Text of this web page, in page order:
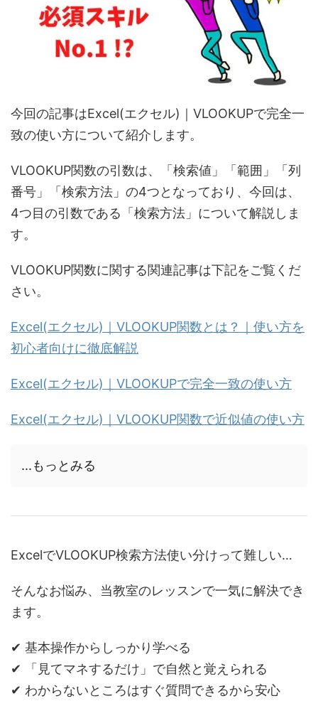
今回の記事はExcel(エクセル)｜VLOOKUPで完全一
致の使い方について紹介します。
VLOOKUP関数の引数は、「検索値」「範囲」「列
番号」「検索方法」の4つとなっており、今回は、
4つ目の引数である「検索方法」について解説しま
す。
VLOOKUP関数に関する関連記事は下記をご覧くだ
さい。
Excel(エクセル)｜VLOOKUP関数とは？｜使い方を
初心者向けに徹底解説
Excel(エクセル)｜VLOOKUPで完全一致の使い方
Excel(エクセル)｜VLOOKUP関数で近似値の使い方
...もっとみる
ExcelでVLOOKUP検索方法使い分けって難しい…
そんなお悩み、当教室のレッスンで一気に解決でき
ます。
✔ 基本操作からしっかり学べる
✔ 「見てマネするだけ」で自然と覚えられる
✔ わからないところはすぐ質問できるから安心